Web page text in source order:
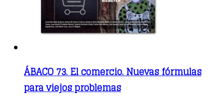
product
page
ÁBACO 73. El comercio. Nuevas fórmulas
para viejos problemas